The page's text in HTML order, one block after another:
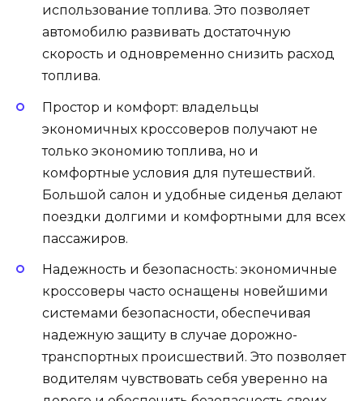
использование топлива. Это позволяет
автомобилю развивать достаточную
скорость и одновременно снизить расход
топлива.
Простор и комфорт: владельцы
экономичных кроссоверов получают не
только экономию топлива, но и
комфортные условия для путешествий.
Большой салон и удобные сиденья делают
поездки долгими и комфортными для всех
пассажиров.
Надежность и безопасность: экономичные
кроссоверы часто оснащены новейшими
системами безопасности, обеспечивая
надежную защиту в случае дорожно-
транспортных происшествий. Это позволяет
водителям чувствовать себя уверенно на